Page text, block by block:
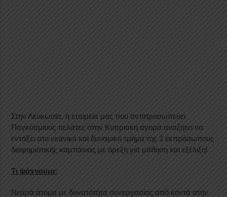
Στην Λευκωσία, η εταιρεία μας που αντιπροσωπεύει
Παγκόσμιους πελάτες στην Κυπριακή αγορά αναζητεί να
εντάξει στο νεανικό και δυναμικό τμήμα της 2 εκπρόσωπους
διαφημιστικής καμπάνιας με όρεξη για μάθηση και εξέλιξη!
Τι ψάχνουμε;
Νεαρά άτομα με δυνατότητα συνεργασίας από κοντά στην